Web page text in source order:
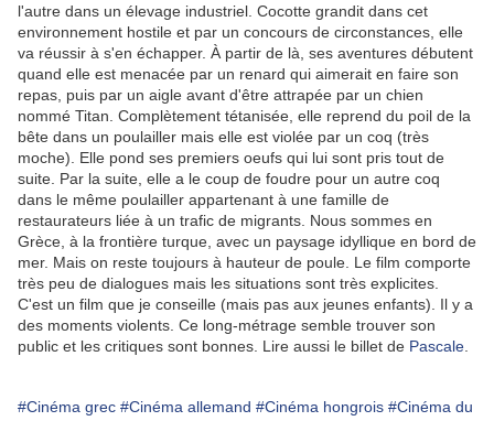
l'autre dans un élevage industriel. Cocotte grandit dans cet
environnement hostile et par un concours de circonstances, elle
va réussir à s'en échapper. À partir de là, ses aventures débutent
quand elle est menacée par un renard qui aimerait en faire son
repas, puis par un aigle avant d'être attrapée par un chien
nommé Titan. Complètement tétanisée, elle reprend du poil de la
bête dans un poulailler mais elle est violée par un coq (très
moche). Elle pond ses premiers oeufs qui lui sont pris tout de
suite. Par la suite, elle a le coup de foudre pour un autre coq
dans le même poulailler appartenant à une famille de
restaurateurs liée à un trafic de migrants. Nous sommes en
Grèce, à la frontière turque, avec un paysage idyllique en bord de
mer. Mais on reste toujours à hauteur de poule. Le film comporte
très peu de dialogues mais les situations sont très explicites.
C'est un film que je conseille (mais pas aux jeunes enfants). Il y a
des moments violents. Ce long-métrage semble trouver son
public et les critiques sont bonnes. Lire aussi le billet de Pascale
#Cinéma grec #Cinéma allemand #Cinéma hongrois #Cinéma du